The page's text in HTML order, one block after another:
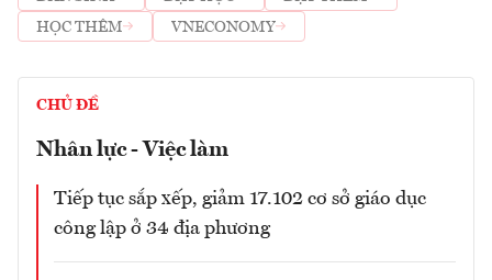
HỌC THÊM
VNECONOMY
CHỦ ĐỀ
Nhân lực - Việc làm
Tiếp tục sắp xếp, giảm 17.102 cơ sở giáo dục
công lập ở 34 địa phương